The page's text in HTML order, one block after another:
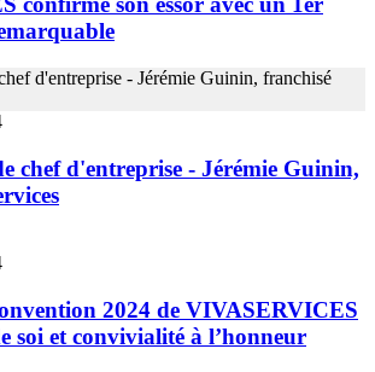
chef d'entreprise - Jérémie Guinin,
2024 de VIVASERVICES
soi et convivialité à l’honneur